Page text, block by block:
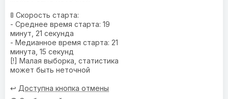
🚦 Скорость старта:
- Среднее время старта: 19
минут, 21 секунда
- Медианное время старта: 21
минута, 15 секунд
[!] Малая выборка, статистика
может быть неточной
↩️ Доступна кнопка отмены